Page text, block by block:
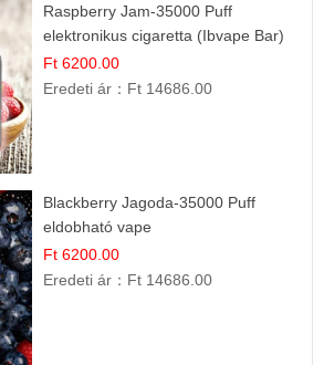
Raspberry Jam-35000 Puff
elektronikus cigaretta (Ibvape Bar)
Ft 6200.00
Eredeti ár： Ft 14686.00
Blackberry Jagoda-35000 Puff
eldobható vape
Ft 6200.00
Eredeti ár： Ft 14686.00